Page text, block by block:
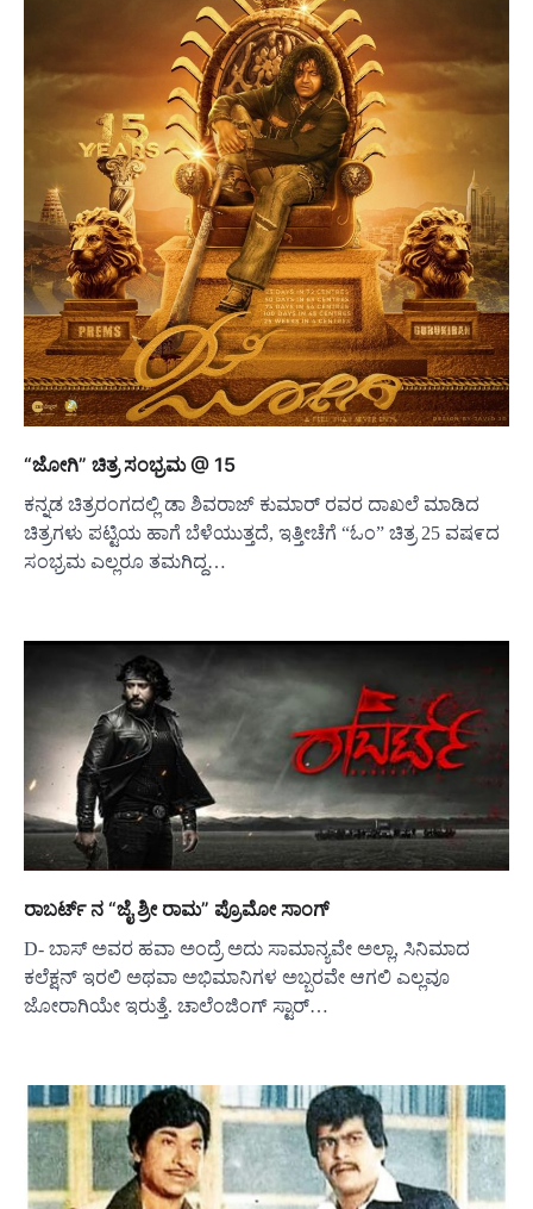
“ಜೋಗಿ” ಚಿತ್ರ ಸಂಭ್ರಮ @ 15
ಕನ್ನಡ ಚಿತ್ರರಂಗದಲ್ಲಿ ಡಾ ಶಿವರಾಜ್ ಕುಮಾರ್ ರವರ ದಾಖಲೆ ಮಾಡಿದ
ಚಿತ್ರಗಳು ಪಟ್ಟಿಯ ಹಾಗೆ ಬೆಳೆಯುತ್ತದೆ, ಇತ್ತೀಚೆಗೆ “ಓಂ” ಚಿತ್ರ 25 ವಷ೯ದ
ಸಂಭ್ರಮ ಎಲ್ಲರೂ ತಮಗಿದ್ದ…
ರಾಬರ್ಟ್ ನ “ಜೈ ಶ್ರೀ ರಾಮ” ಪ್ರೊಮೋ ಸಾಂಗ್
D- ಬಾಸ್ ಅವರ ಹವಾ ಅಂದ್ರೆ ಅದು ಸಾಮಾನ್ಯವೇ ಅಲ್ಲಾ, ಸಿನಿಮಾದ
ಕಲೆಕ್ಷನ್ ಇರಲಿ ಅಥವಾ ಅಭಿಮಾನಿಗಳ ಅಬ್ಬರವೇ ಆಗಲಿ ಎಲ್ಲವೂ
ಜೋರಾಗಿಯೇ ಇರುತ್ತೆ. ಚಾಲೆಂಜಿಂಗ್ ಸ್ಟಾರ್…